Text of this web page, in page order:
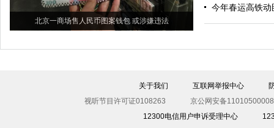
北京一商场售人民币图案钱包 或涉嫌违法
今年春运高铁动
关于我们 互联网举报中心
视听节目许可证0108263
京公网安备
12300电信用户申诉受理中心